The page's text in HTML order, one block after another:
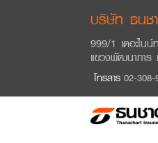
บริษัท ธนช
999/1 เดอะไน
แขวงพัฒนาการ
โทรสาร 02-308-